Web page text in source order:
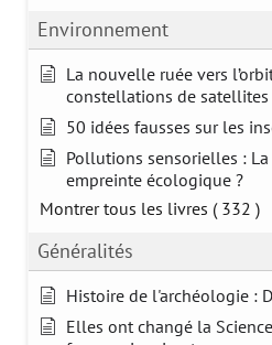
Environnement
La nouvelle ruée vers
constellations de
50 idées fausses sur les
Pollutions sensorielles :
empreinte écologique ?
Montrer tous les livres ( 332 )
Généralités
Histoire de l'archéologie :
Elles ont changé la